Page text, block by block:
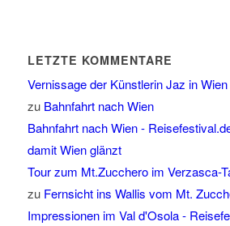
LETZTE KOMMENTARE
Vernissage der Künstlerin Jaz in
zu Bahnfahrt nach Wien
Bahnfahrt nach Wien -
damit Wien glänzt
Tour zum Mt.Zucchero im Verzasca-
zu Fernsicht ins Wallis vom Mt.
Impressionen im Val d'Osola -